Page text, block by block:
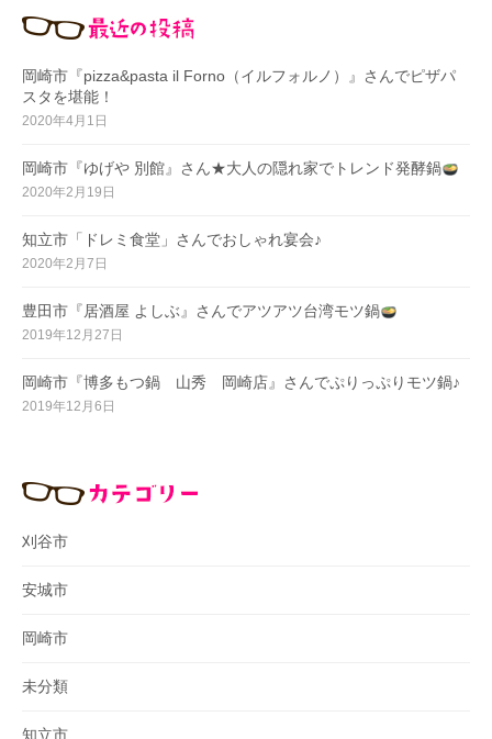
岡崎市『pizza&pasta il Forno（イルフォルノ）』さんでピザパ
スタを堪能！
2020年4月1日
岡崎市『ゆげや 別館』さん★大人の隠れ家でトレンド発酵鍋
2020年2月19日
知立市「ドレミ食堂」さんでおしゃれ宴会♪
2020年2月7日
豊田市『居酒屋 よしぶ』さんでアツアツ台湾モツ鍋
2019年12月27日
岡崎市『博多もつ鍋 山秀 岡崎店』さんでぷりっぷりモツ鍋♪
2019年12月6日
刈谷市
安城市
岡崎市
未分類
知立市